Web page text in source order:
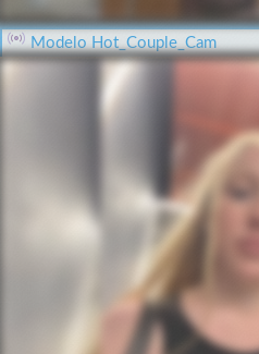
Modelo Hot_Couple_Cam